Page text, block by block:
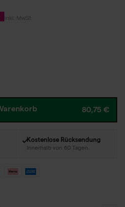
inkl. MwSt.
80,75 €
Kostenlose Rücksendung
Innerhalb von 60 Tagen.